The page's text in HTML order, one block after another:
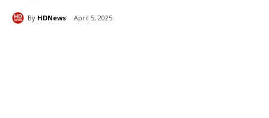
By HDNews April 5, 2025